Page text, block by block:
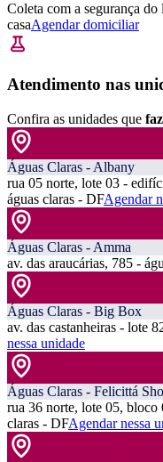
Coleta com a segurança
casaAgendar domiciliar
Atendimento nas
Confira as unidades que
Águas Claras - Albany
rua 05 norte, lote 03 -
águas claras - DFAgendar
Águas Claras - Amma
av. das araucárias, 785 -
Águas Claras - Big Box
av. das castanheiras - lote
nessa unidade
Águas Claras - Felicittá
rua 36 norte, lote 05,
claras - DFAgendar nessa